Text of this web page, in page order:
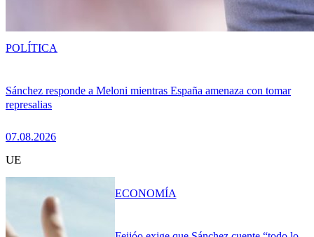
Sánchez responde a Meloni mientras España amenaza con tomar
represalias
07.08.2026
POLÍTICA
UE
ECONOMÍA